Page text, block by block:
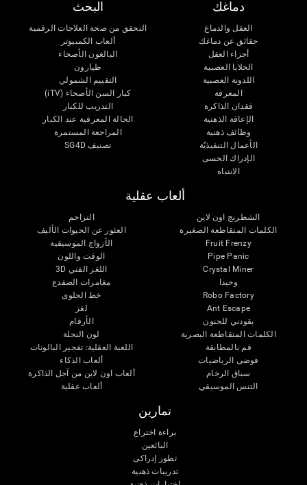
دماغك
العقل والدماغ
حقائق عن دماغك
أجزاء العقل
الخلايا العصبية
اللدونة العصبية
المعرفة
فقدان الذاكرة
الإعاقة الذهنية
وظائف ذهنية
الأعمال التنفيذيّة
الإدراك الحسى
الانتباه
البحث
التحقق من صحة العلاجات الرقمية
ألعاب الكمبيوتر
البالغون الأصحاء
طيارون
التقييم الشمولي
كبار السن الأصحاء (iTV)
التدريب للكبار
الحالة المعرفية عند الكبار
المراجعة المستمرة
تصنيف SG4D
ألعاب عقلية
الشطرنج اون لاين
الكلمات المتقاطعة الصغيرة
Fruit Frenzy
Pipe Panic
Crystal Miner
وحيدا
Robo Factory
Ant Escape
يقودني للجنون
الكلمات المتقاطعة البصرية
قم بالمطابقة
فوضى الرياضيات
سباق الرخام
التنس الموسيقي
التزاحم
العثور عن الحيوات الأليف
الأزواج الموسيقية
الوقت واللون
اللغز الفني 3D
مغامرات الضفدع
خط الحلوى
لغز
الأرقام
لون النحلة
اللعبة العقلية: تفجير البالونات
ألعاب الذكاء
ألعاب اون لاين من آجل الذاكرة
ألعاب عقلية
تمارين
براءة اختراع
البائعين
تطور إدراكى
تدريبات ذهنية